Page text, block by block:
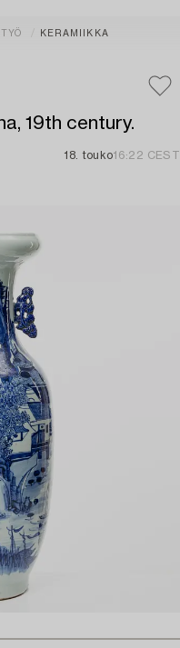
KERAMIIKKA
19th century.
18. touko16:22 CEST